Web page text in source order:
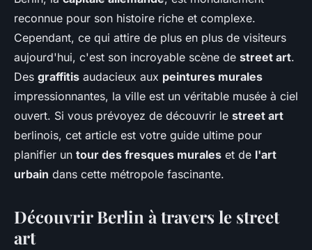
reconnue pour son histoire riche et complexe.
Cependant, ce qui attire de plus en plus de visiteurs
aujourd'hui, c'est son incroyable scène de street art.
Des graffitis audacieux aux peintures murales
impressionnantes, la ville est un véritable musée à ciel
ouvert. Si vous prévoyez de découvrir le street art
berlinois, cet article est votre guide ultime pour
planifier un tour des fresques murales et de l'art
urbain dans cette métropole fascinante.
Découvrir Berlin à travers le street
art